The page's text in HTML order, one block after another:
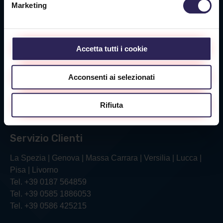
Marketing
Accetta tutti i cookie
Acconsenti ai selezionati
Rifiuta
Via Aurelia Ovest 349
Tel. +39 0585 1886053
Sede Livorno
Via Verga, 26/28
57121 Livorno (LI)
Servizio Clienti
La Spezia | Genova | Massa Carrara | Versilia | Lucca |
Pisa | Livorno
Tel. +39 0187 564859
Tel. +39 0585 1886053
Tel. +39 0586 425215